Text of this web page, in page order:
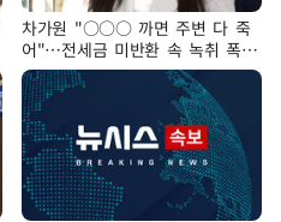
차가원 "○○○ 까면 주변 다 죽
어"…전세금 미반환 속 녹취 폭로
파장